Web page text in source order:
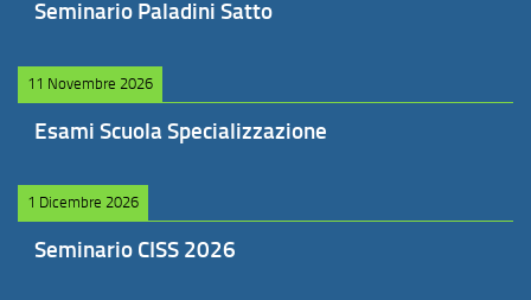
Seminario Paladini Satto
11 Novembre 2026
Esami Scuola Specializzazione
1 Dicembre 2026
Seminario CISS 2026